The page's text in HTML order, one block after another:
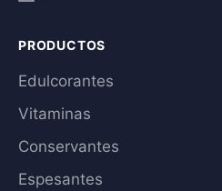
PRODUCTOS
Edulcorantes
Vitaminas
Conservantes
Espesantes